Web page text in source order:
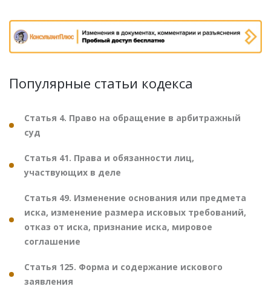
Популярные статьи кодекса
Статья 4. Право на обращение в арбитражный
суд
Статья 41. Права и обязанности лиц,
участвующих в деле
Статья 49. Изменение основания или предмета
иска, изменение размера исковых требований,
отказ от иска, признание иска, мировое
соглашение
Статья 125. Форма и содержание искового
заявления